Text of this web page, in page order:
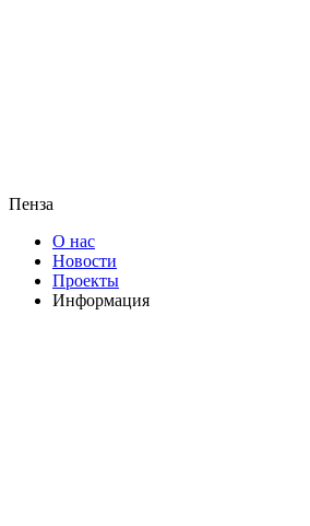
Пенза
О нас
Новости
Проекты
Информация